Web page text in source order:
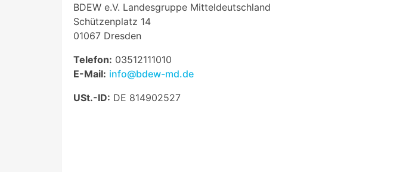
BDEW e.V. Landesgruppe Mitteldeutschland
Schützenplatz 14
01067 Dresden
Telefon: 03512111010
E-Mail: info@bdew-md.de
USt.-ID: DE 814902527